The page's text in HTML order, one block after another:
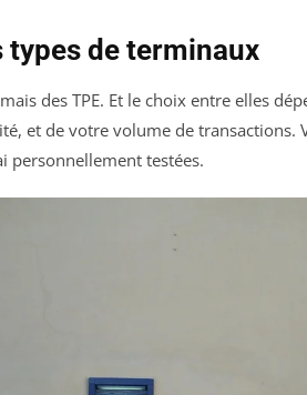
de terminaux
des TPE. Et le choix entre elles
et de votre volume de transactions.
personnellement testées.